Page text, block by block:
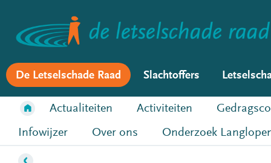
De Letselschade Raad Slachtoffers
Actualiteiten Activiteiten
Infowijzer
Over ons Onderzoek